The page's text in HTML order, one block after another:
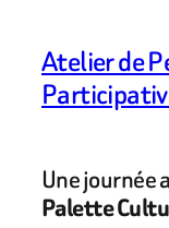
Atelier de
Une journée
Palette